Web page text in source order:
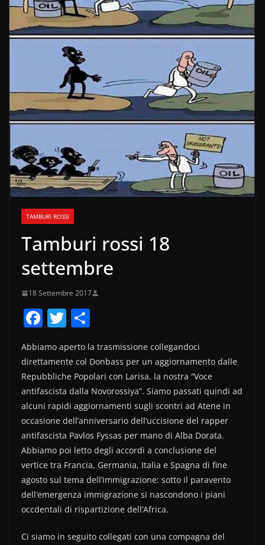
TAMBURI ROSSI
Tamburi rossi 18
settembre
18 Settembre 2017
F
c
e
b
o
o
k
T
itt
er
n
di
vi
di
Abbiamo aperto la trasmissione collegandoci
direttamente col Donbass per un aggiornamento dalle
Repubbliche Popolari con Larisa, la nostra “Voce
antifascista dalla Novorossiya”. Siamo passati quindi ad
alcuni rapidi aggiornamenti sugli scontri ad Atene in
occasione dell’anniversario dell’uccisione del rapper
antifascista Pavlos Fyssas per mano di Alba Dorata.
Abbiamo poi letto degli accordi a conclusione del
vertice tra Francia, Germania, Italia e Spagna di fine
agosto sul tema dell’immigrazione: sotto il paravento
dell’emergenza immigrazione si nascondono i piani
occdentali di rispartizione dell’Africa.
Ci siamo in seguito collegati con una compagna del